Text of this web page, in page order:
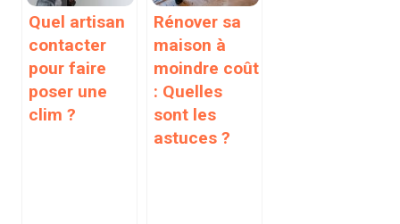
Quel artisan
contacter
pour faire
poser une
clim ?
Rénover sa
maison à
moindre coût
: Quelles
sont les
astuces ?